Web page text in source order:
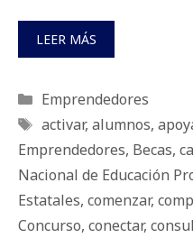
LEER MÁS
Categorías
Emprendedores
Etiquetas
activar, alumnos,
Emprendedores, Becas,
Nacional de Educación
Estatales, comenzar,
Concurso, conectar,